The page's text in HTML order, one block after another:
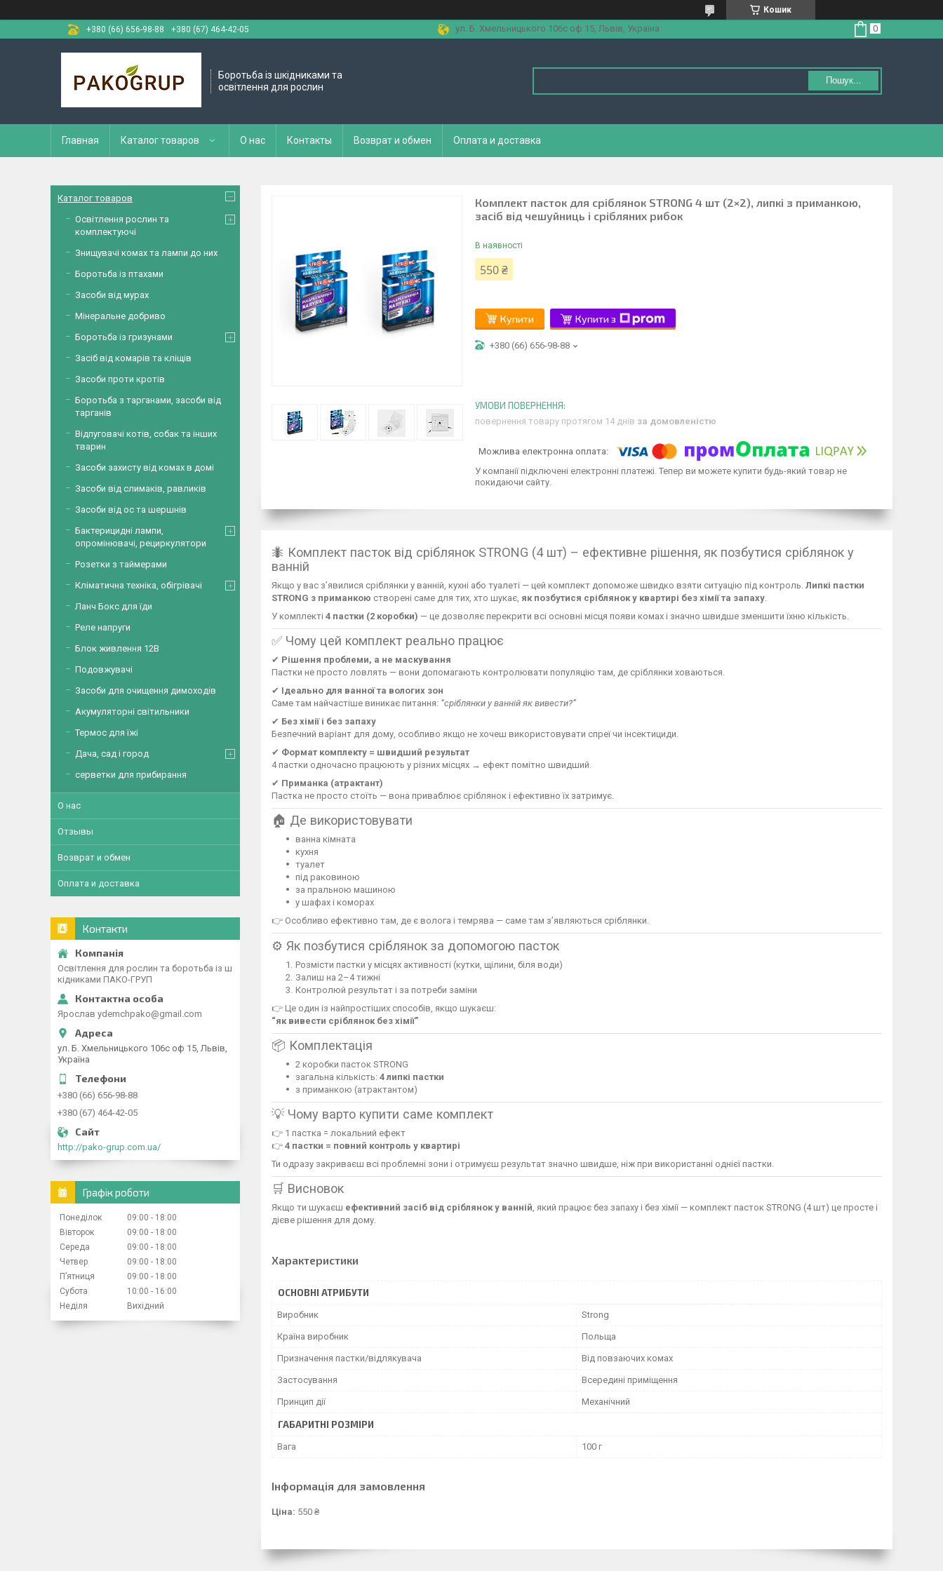
Кошик
+380 (66) 656-98-88
+380 (67) 464-42-05 ул. Б. Хмельницького 106с оф 15, Львів, Україна
Боротьба із шкідниками та
освітлення для рослин
Пошук...
Главная Каталог товаров О нас Контакты Возврат и обмен Оплата и доставка
Комплект пасток для сріблянок STRONG 4 шт (2×2), липкі з приманкою,
засіб від чешуйниць і срібляних рибок
В наявності
550 ₴
Купити Купити з
+380 (66) 656-98-88
повернення товару протягом 14 днів за домовленістю
У компанії підключені електронні платежі. Тепер ви можете купити будь-який товар не
покидаючи сайту.
🐜 Комплект пасток від сріблянок STRONG (4 шт) – ефективне рішення, як позбутися сріблянок у
ванній
Якщо у вас з’явилися сріблянки у ванній, кухні або туалеті — цей комплект допоможе швидко взяти ситуацію під контроль. Липкі пастки
STRONG з приманкою створені саме для тих, хто шукає, як позбутися сріблянок у квартирі без хімії та запаху
У комплекті 4 пастки (2 коробки) — це дозволяє перекрити всі основні місця появи комах і значно швидше зменшити їхню кількість.
✅ Чому цей комплект реально працює
✔ Рішення проблеми, а не маскування
Пастки не просто ловлять — вони допомагають контролювати популяцію там, де сріблянки ховаються.
✔ Ідеально для ванної та вологих зон
Саме там найчастіше виникає питання: “сріблянки у ванній як вивести?”
✔ Без хімії і без запаху
Безпечний варіант для дому, особливо якщо не хочеш використовувати спреї чи інсектициди.
✔ Формат комплекту = швидший результат
4 пастки одночасно працюють у різних місцях → ефект помітно швидший.
✔ Приманка (атрактант)
Пастка не просто стоїть — вона приваблює сріблянок і ефективно їх затримує.
🏠 Де використовувати
ванна кімната
кухня
туалет
під раковиною
за пральною машиною
у шафах і коморах
👉 Особливо ефективно там, де є волога і темрява — саме там з’являються сріблянки.
⚙️ Як позбутися сріблянок за допомогою пасток
Розмісти пастки у місцях активності (кутки, щілини, біля води)
Залиш на 2–4 тижні
Контролюй результат і за потреби заміни
👉 Це один із найпростіших способів, якщо шукаєш:
“як вивести сріблянок без хімії”
📦 Комплектація
2 коробки пасток STRONG
загальна кількість: 4 липкі пастки
з приманкою (атрактантом)
💡 Чому варто купити саме комплект
👉 1 пастка = локальний ефект
👉 4 пастки = повний контроль у квартирі
Ти одразу закриваєш всі проблемні зони і отримуєш результат значно швидше, ніж при використанні однієї пастки.
🛒 Висновок
Якщо ти шукаєш ефективний засіб від сріблянок у ванній, який працює без запаху і без хімії — комплект пасток STRONG (4 шт) це просте і
дієве рішення для дому.
Характеристики
ОСНОВНІ АТРИБУТИ
Виробник Strong
Країна виробник Польща
Призначення пастки/відлякувача Від повзаючих комах
Застосування Всередині приміщення
Принцип дії Механічний
ГАБАРИТНІ РОЗМІРИ
Вага 100 г
Інформація для замовлення
Ціна: 550 ₴
Каталог товаров
Освітлення рослин та
комплектуючі
Знищувачі комах та лампи до них
Боротьба із птахами
Засоби від мурах
Мінеральне добриво
Боротьба із гризунами
Засіб від комарів та кліщів
Засоби проти кротів
Боротьба з тарганами, засоби від
тарганів
Відпуговачі котів, собак та інших
тварин
Засоби захисту від комах в домі
Засоби від слимаків, равликів
Засоби від ос та шершнів
Бактерицидні лампи,
опромінювачі, рециркулятори
Розетки з таймерами
Кліматична техніка, обігрівачі
Ланч Бокс для їди
Реле напруги
Блок живлення 12В
Подовжувачі
Засоби для очищення димоходів
Акумуляторні світильники
Термос для їжі
Дача, сад і город
серветки для прибирання
О нас
Отзывы
Возврат и обмен
Оплата и доставка
Контакти
Освітлення для рослин та боротьба із ш
кідниками ПАКО-ГРУП
Ярослав ydemchpako@gmail.com
ул. Б. Хмельницького 106с оф 15, Львів,
Україна
+380 (66) 656-98-88
+380 (67) 464-42-05
http://pako-grup.com.ua/
Графік роботи
Понеділок 09:00
18:00
Вівторок
09:00
18:00
Середа
09:00
18:00
Четвер
09:00
18:00
Пʼятниця
09:00
18:00
Субота
10:00
16:00
Неділя
Вихідний